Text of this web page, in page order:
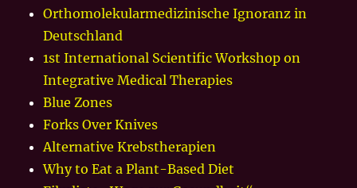
Orthomolekularmedizinische Ignoranz in
Deutschland
1st International Scientific Workshop on
Integrative Medical Therapies
Blue Zones
Forks Over Knives
Alternative Krebstherapien
Why to Eat a Plant-Based Diet